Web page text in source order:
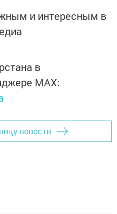
и интересным в
в
MАХ:
новости